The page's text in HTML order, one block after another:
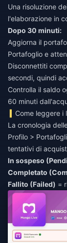
Una risoluzione
l'elaborazione in
Dopo 30 minuti:
Aggiorna il
Portafoglio e
Disconnettiti
secondi, quindi
Controlla il saldo
60 minuti
Come leggere i
La cronologia
Profilo >
tentativi di
In sospeso
Completato
Fallito (Failed) =